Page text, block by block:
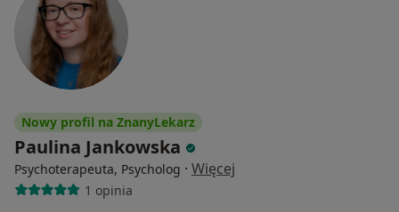
Nowy profil na ZnanyLekarz
Paulina Jankowska
Psychoterapeuta, Psycholog · Więcej
1 opinia